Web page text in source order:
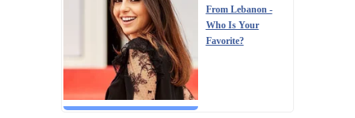
From Lebanon -
Who Is Your
Favorite?